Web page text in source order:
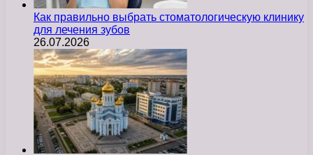
Как правильно выбрать стоматологическую клинику
для лечения зубов
26.07.2026